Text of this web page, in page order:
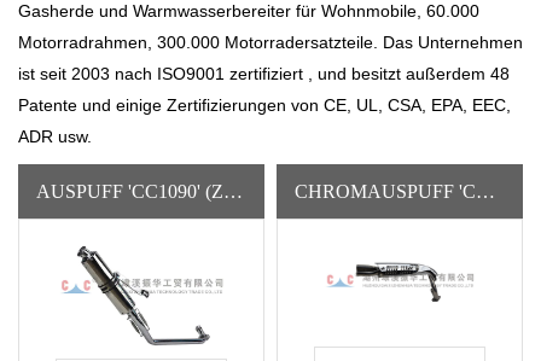
Gasherde und Warmwasserbereiter für Wohnmobile, 60.000
Motorradrahmen, 300.000 Motorradersatzteile. Das Unternehmen
ist seit 2003 nach ISO9001 zertifiziert , und besitzt außerdem 48
Patente und einige Zertifizierungen von CE, UL, CSA, EPA, EEC,
ADR usw.
AUSPUFF 'CC1090' (ZH-SR) CHROMAUSPUFF 'CC1124'